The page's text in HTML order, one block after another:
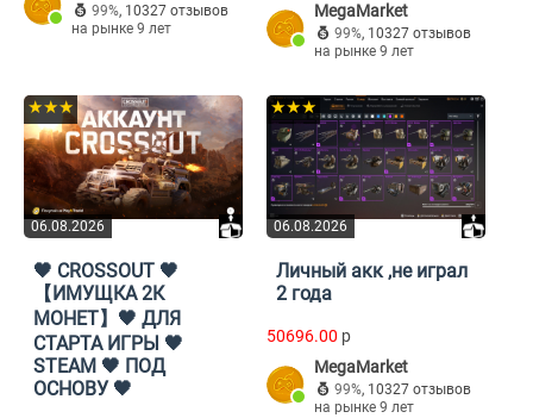
99%, 10327 отзывов
на рынке 9 лет
MegaMarket
99%, 10327 отзывов
на рынке 9 лет
06.08.2026
★★★
🖤 CROSSOUT 🖤
【ИМУЩКА 2К
МОНЕТ】🖤 ДЛЯ
СТАРТА ИГРЫ 🖤
STEAM 🖤 ПОД
ОСНОВУ 🖤
06.08.2026
★★★
Личный акк ,не играл
2 года
50696.00 p
MegaMarket
99%, 10327 отзывов
на рынке 9 лет